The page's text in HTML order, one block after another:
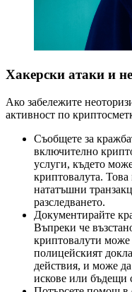
Хакерски атаки и
Ако забележите
активност по
Съобщете за
включително
услуги, където
криптовалута.
нататъшни
разследването.
Документирайте
Въпреки че
криптовалути може
полицейският
действия, и може
искове или бъдещи